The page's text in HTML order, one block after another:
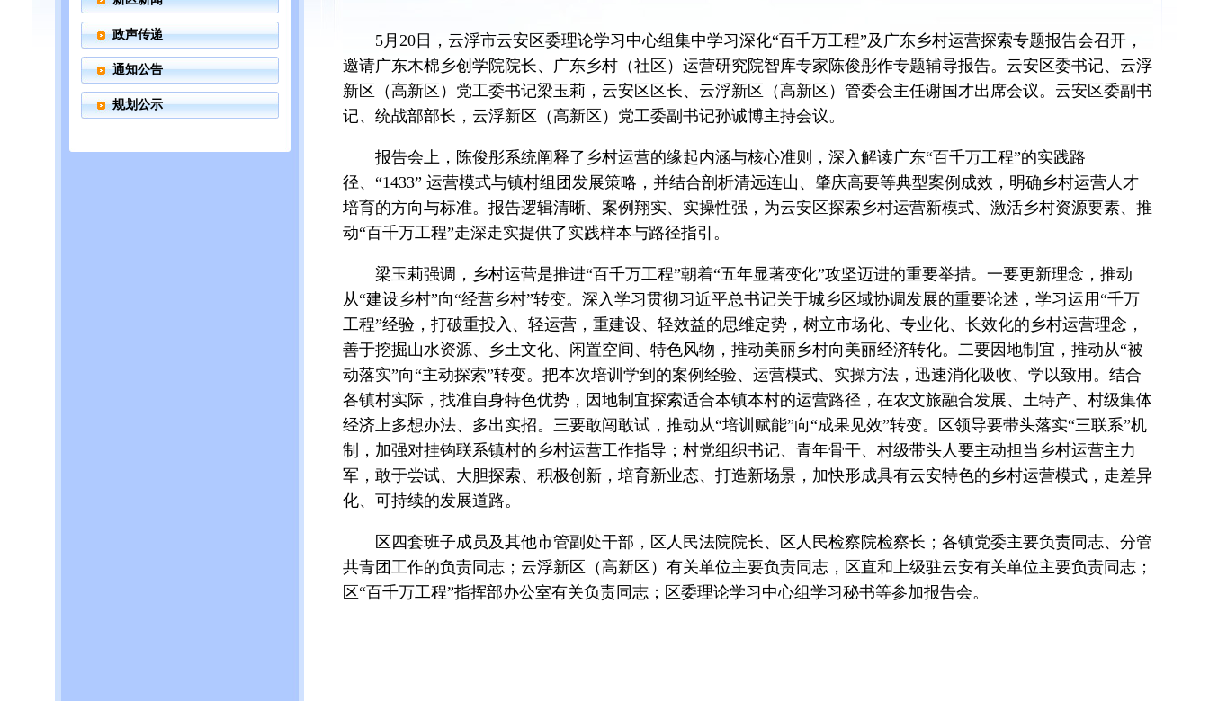
政声传递
通知公告
规划公示
5月20日，云浮市云安区委理论学习中心组集中学习深化“百千万工程”及广东乡村运营探索专题报告会召开，
邀请广东木棉乡创学院院长、广东乡村（社区）运营研究院智库专家陈俊彤作专题辅导报告。云安区委书记、云浮
新区（高新区）党工委书记梁玉莉，云安区区长、云浮新区（高新区）管委会主任谢国才出席会议。云安区委副书
记、统战部部长，云浮新区（高新区）党工委副书记孙诚博主持会议。
报告会上，陈俊彤系统阐释了乡村运营的缘起内涵与核心准则，深入解读广东“百千万工程”的实践路
径、“1433” 运营模式与镇村组团发展策略，并结合剖析清远连山、肇庆高要等典型案例成效，明确乡村运营人才
培育的方向与标准。报告逻辑清晰、案例翔实、实操性强，为云安区探索乡村运营新模式、激活乡村资源要素、推
动“百千万工程”走深走实提供了实践样本与路径指引。
梁玉莉强调，乡村运营是推进“百千万工程”朝着“五年显著变化”攻坚迈进的重要举措。一要更新理念，推动
从“建设乡村”向“经营乡村”转变。深入学习贯彻习近平总书记关于城乡区域协调发展的重要论述，学习运用“千万
工程”经验，打破重投入、轻运营，重建设、轻效益的思维定势，树立市场化、专业化、长效化的乡村运营理念，
善于挖掘山水资源、乡土文化、闲置空间、特色风物，推动美丽乡村向美丽经济转化。二要因地制宜，推动从“被
动落实”向“主动探索”转变。把本次培训学到的案例经验、运营模式、实操方法，迅速消化吸收、学以致用。结合
各镇村实际，找准自身特色优势，因地制宜探索适合本镇本村的运营路径，在农文旅融合发展、土特产、村级集体
经济上多想办法、多出实招。三要敢闯敢试，推动从“培训赋能”向“成果见效”转变。区领导要带头落实“三联系”机
制，加强对挂钩联系镇村的乡村运营工作指导；村党组织书记、青年骨干、村级带头人要主动担当乡村运营主力
军，敢于尝试、大胆探索、积极创新，培育新业态、打造新场景，加快形成具有云安特色的乡村运营模式，走差异
化、可持续的发展道路。
区四套班子成员及其他市管副处干部，区人民法院院长、区人民检察院检察长；各镇党委主要负责同志、分管
共青团工作的负责同志；云浮新区（高新区）有关单位主要负责同志，区直和上级驻云安有关单位主要负责同志；
区“百千万工程”指挥部办公室有关负责同志；区委理论学习中心组学习秘书等参加报告会。